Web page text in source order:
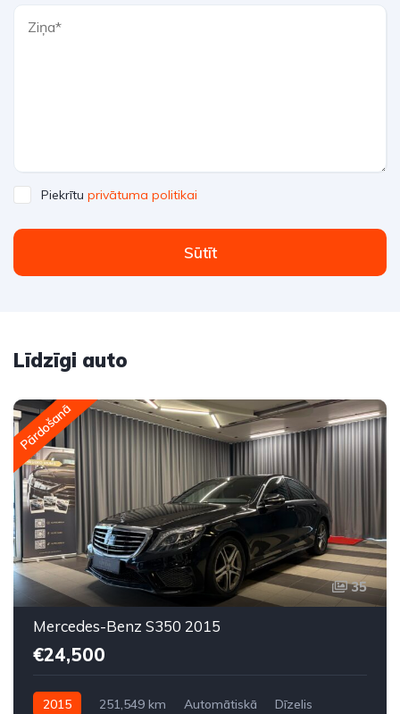
Piekrītu privātuma politikai
Sūtīt
Līdzīgi auto
Pārdošanā
35
Mercedes-Benz S350 2015
€24,500
2015 251,549 km Automātiskā
Dīzelis